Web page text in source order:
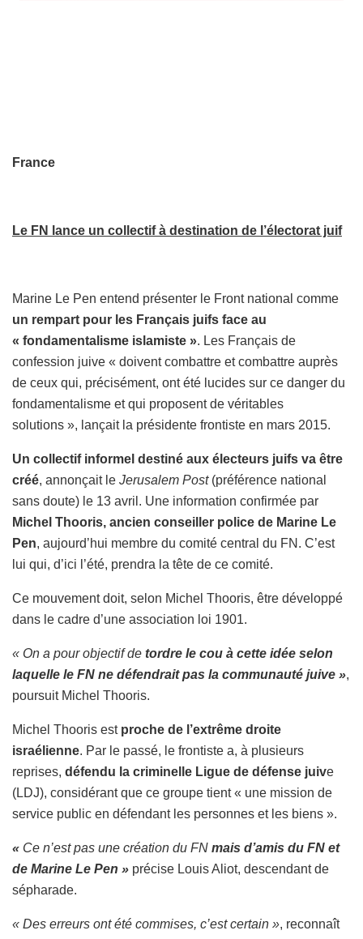
France
Le FN lance un collectif à destination de l’électorat juif
Marine Le Pen entend présenter le Front national comme
un rempart pour les Français juifs face au
« fondamentalisme islamiste ». Les Français de
confession juive « doivent combattre et combattre auprès
de ceux qui, précisément, ont été lucides sur ce danger du
fondamentalisme et qui proposent de véritables
solutions », lançait la présidente frontiste en mars 2015.
Un collectif informel destiné aux électeurs juifs va être
créé, annonçait le Jerusalem Post(préférence national
sans doute) le 13 avril. Une information confirmée par
Michel Thooris, ancien conseiller police de Marine Le
Pen, aujourd’hui membre du comité central du FN. C’est
lui qui, d’ici l’été, prendra la tête de ce comité.
Ce mouvement doit, selon Michel Thooris, être développé
dans le cadre d’une association loi 1901.
« On a pour objectif de tordre le cou à cette idée selon
laquelle le FN ne défendrait pas la communauté juive »,
poursuit Michel Thooris.
Michel Thooris est proche de l’extrême droite
israélienne. Par le passé, le frontiste a, à plusieurs
reprises, défendu la criminelle Ligue de défense juive
(LDJ), considérant que ce groupe tient « une mission de
service public en défendant les personnes et les biens ».
« Ce n’est pas une création du FN mais d’amis du FN et
de Marine Le Pen » précise Louis Aliot, descendant de
sépharade.
« Des erreurs ont été commises, c’est certain », reconnaît